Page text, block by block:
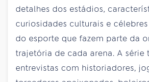
detalhes dos estádios,
curiosidades culturais e
do esporte que fazem parte da
trajetória de cada arena. A série
entrevistas com historiadores,